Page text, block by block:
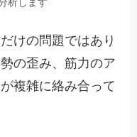
けの問題ではあり
の歪み、筋力のア
複雑に絡み合って